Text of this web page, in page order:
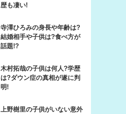
歴も凄い!
寺澤ひろみの身長や年齢は?
結婚相手や子供は?食べ方が
話題!?
木村拓哉の子供は何人?学歴
は?ダウン症の真相が遂に判
明!
上野樹里の子供がいない意外